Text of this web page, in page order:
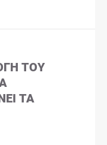
ΤΟΥ
ΤΑ